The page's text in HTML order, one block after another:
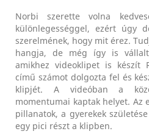
Norbi szerette volna
különlegességgel, ezért úgy
szerelmének, hogy mit érez.
hangja, de még így is
amikhez videoklipet is készít
című számot dolgozta fel és
klipjét. A videóban a
momentumai kaptak helyet. Az
pillanatok, a gyerekek
egy pici részt a klipben.